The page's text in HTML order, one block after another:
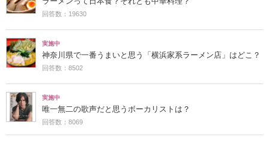
回答数：19630
実施中
神奈川県で一番うまいと思う「横浜家系ラーメン店」はどこ？
回答数：8502
実施中
唯一無二の歌声だと思うボーカリストは？
回答数：8069